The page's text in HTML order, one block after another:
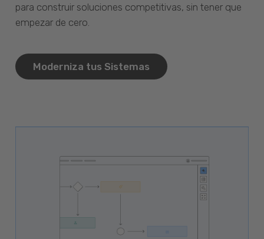
para construir soluciones competitivas, sin tener que
empezar de cero.
Moderniza tus Sistemas